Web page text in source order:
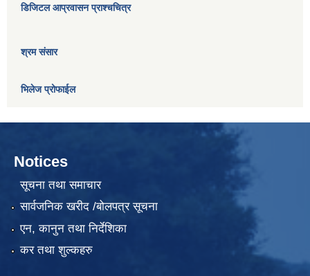
डिजिटल आप्रवासन प्राश्चचित्र
श्रम संसार
भिलेज प्रोफाईल
Notices
सूचना तथा समाचार
सार्वजनिक खरीद /बोलपत्र सूचना
एन, कानुन तथा निर्देशिका
कर तथा शुल्कहरु